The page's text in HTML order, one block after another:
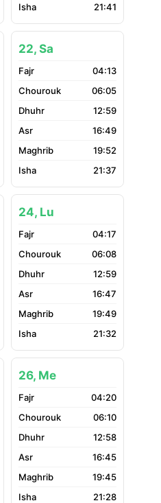
21:41
22, Sa
04:13
06:05
12:59
16:49
19:52
21:37
24, Lu
04:17
06:08
12:59
16:47
19:49
21:32
26, Me
04:20
06:10
12:58
16:45
19:45
21:28